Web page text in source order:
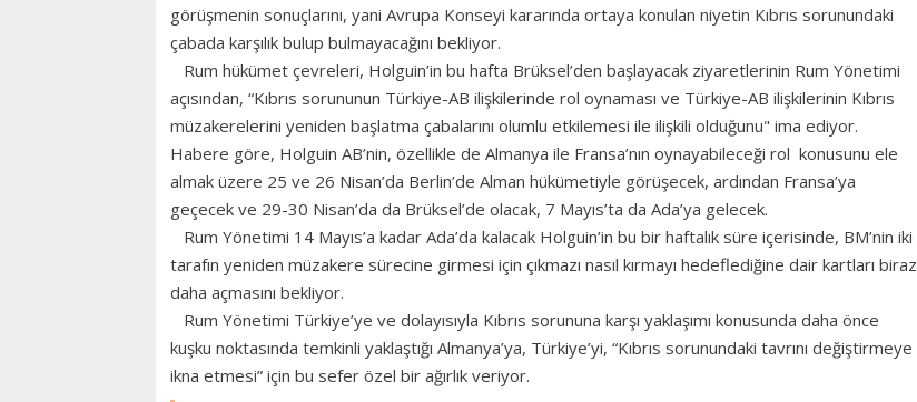
görüşmenin sonuçlarını, yani Avrupa Konseyi kararında ortaya konulan niyetin Kıbrıs sorunundaki
çabada karşılık bulup bulmayacağını bekliyor.
Rum hükümet çevreleri, Holguin’in bu hafta Brüksel’den başlayacak ziyaretlerinin Rum Yönetimi
açısından, “Kıbrıs sorununun Türkiye-AB ilişkilerinde rol oynaması ve Türkiye-AB ilişkilerinin Kıbrıs
müzakerelerini yeniden başlatma çabalarını olumlu etkilemesi ile ilişkili olduğunu" ima ediyor.
Habere göre, Holguin AB’nin, özellikle de Almanya ile Fransa’nın oynayabileceği rol konusunu ele
almak üzere 25 ve 26 Nisan’da Berlin’de Alman hükümetiyle görüşecek, ardından Fransa’ya
geçecek ve 29-30 Nisan’da da Brüksel’de olacak, 7 Mayıs’ta da Ada’ya gelecek.
Rum Yönetimi 14 Mayıs’a kadar Ada’da kalacak Holguin’in bu bir haftalık süre içerisinde, BM’nin iki
tarafın yeniden müzakere sürecine girmesi için çıkmazı nasıl kırmayı hedeflediğine dair kartları biraz
daha açmasını bekliyor.
Rum Yönetimi Türkiye’ye ve dolayısıyla Kıbrıs sorununa karşı yaklaşımı konusunda daha önce
kuşku noktasında temkinli yaklaştığı Almanya’ya, Türkiye’yi, “Kıbrıs sorunundaki tavrını değiştirmeye
ikna etmesi” için bu sefer özel bir ağırlık veriyor.